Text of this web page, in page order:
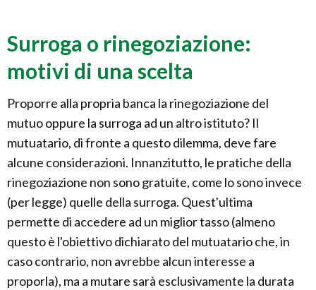
Surroga o rinegoziazione:
motivi di una scelta
Proporre alla propria banca la rinegoziazione del
mutuo oppure la surroga ad un altro istituto? Il
mutuatario, di fronte a questo dilemma, deve fare
alcune considerazioni. Innanzitutto, le pratiche della
rinegoziazione non sono gratuite, come lo sono invece
(per legge) quelle della surroga. Quest'ultima
permette di accedere ad un miglior tasso (almeno
questo è l'obiettivo dichiarato del mutuatario che, in
caso contrario, non avrebbe alcun interesse a
proporla), ma a mutare sarà esclusivamente la durata